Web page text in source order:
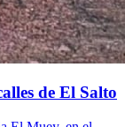
de El Salto